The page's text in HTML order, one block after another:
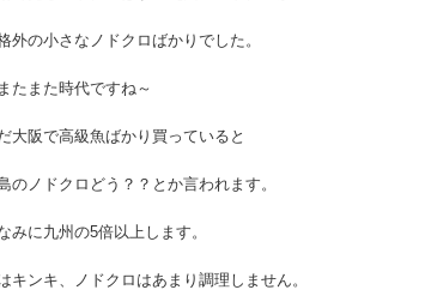
外の小さなノドクロばかりでした。
また時代ですね～
大阪で高級魚ばかり買っていると
のノドクロどう？？とか言われます。
みに九州の5倍以上します。
キンキ、ノドクロはあまり調理しません。